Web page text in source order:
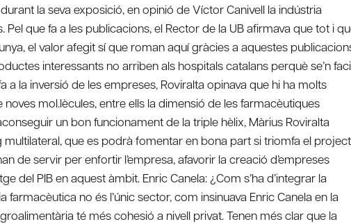
la seva exposició, en opinió de Víctor Canivell la indústria
que fa a les publicacions, el Rector de la UB afirmava que tot i
el valor afegit sí que roman aquí gràcies a aquestes
interessants no arriben als hospitals catalans perquè se’n faci
a la inversió de les empreses, Roviralta opinava que hi ha molts
mol.lècules, entre ells la dimensió de les farmacèutiques
un bon funcionament de la triple hèlix, Màrius Roviralta
que es podrà fomentar en bona part si triomfa el
de servir per enfortir l’empresa, afavorir la creació d’empreses
del PIB en aquest àmbit. Enric Canela: ¿Com s’ha d’integrar la
no és l’únic sector, com insinuava Enric Canela en la
té més cohesió a nivell privat. Tenen més clar que la